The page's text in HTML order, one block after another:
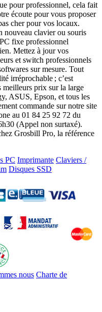
pour professionnel, cela fait
écoute pour vous proposer
cher pour vos locaux.
nouveau clavier ou souris
fixe professionnel
Mettez à jour vos
et switch professionnels
sur mesure. Tout
irréprochable ; c’est
prix sur la large
ASUS, Epson, et tous les
commande sur notre site
au 01 84 25 92 72 du
(Appel non surtaxé).
Grosbill Pro, la référence
PC Imprimante Claviers /
Disques SSD
nous Charte de